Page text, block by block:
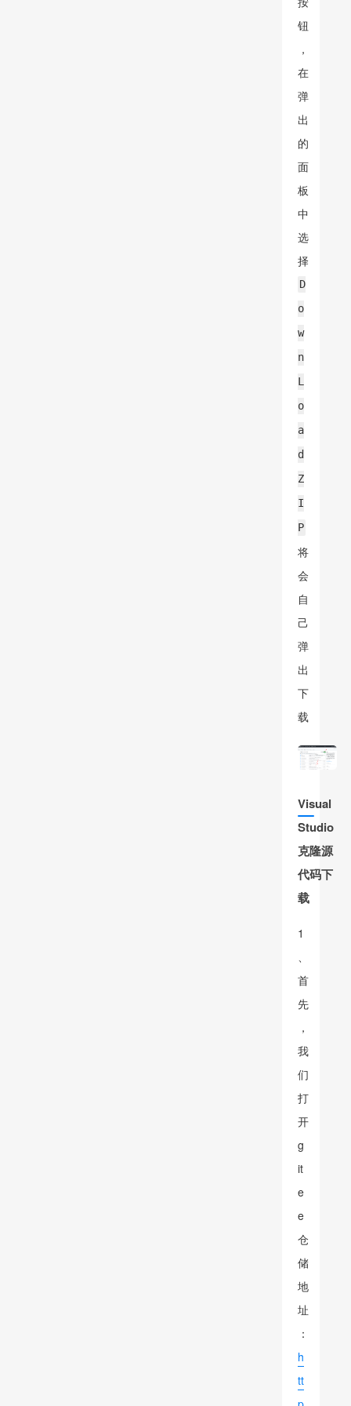
钮
，
在
弹
出
的
面
板
中
选
择
D
o
w
n
L
o
a
d
Z
I
P
将
会
自
己
弹
出
下
载
Visual
Studio
克隆源
代码下
载
1
首
先
，
我
们
打
开
g
it
e
e
仓
储
地
址
：
h
tt